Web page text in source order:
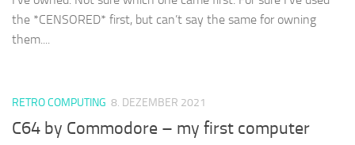
the *CENSORED* first, but can’t say the same for owning
them....
RETRO COMPUTING 8. DEZEMBER 2021
C64 by Commodore – my first computer